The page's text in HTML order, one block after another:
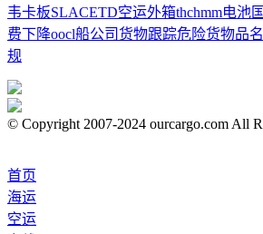
韦卡板SLACETD空运外箱thchmm电池
费下降oocl船公司货物跟踪危险货物品名
规
© Copyright 2007-2024 ourcargo.com All
首页
海运
空运